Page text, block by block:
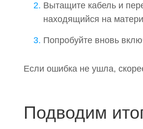
Вытащите кабель и
находящийся на
Попробуйте вновь
Если ошибка не ушла,
Подводим